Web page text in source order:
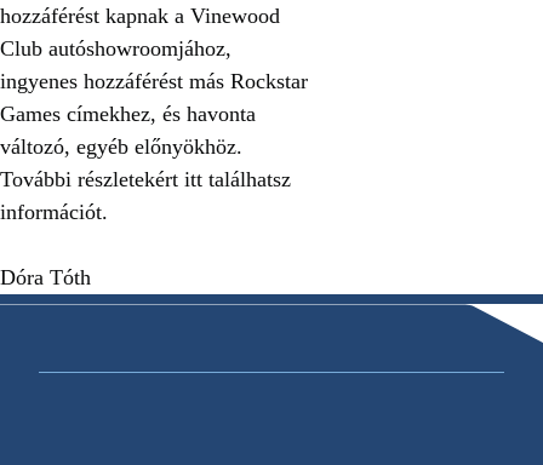
hozzáférést kapnak a Vinewood
Club autóshowroomjához,
ingyenes hozzáférést más Rockstar
Games címekhez, és havonta
változó, egyéb előnyökhöz.
További részletekért itt találhatsz
információt.
Dóra Tóth